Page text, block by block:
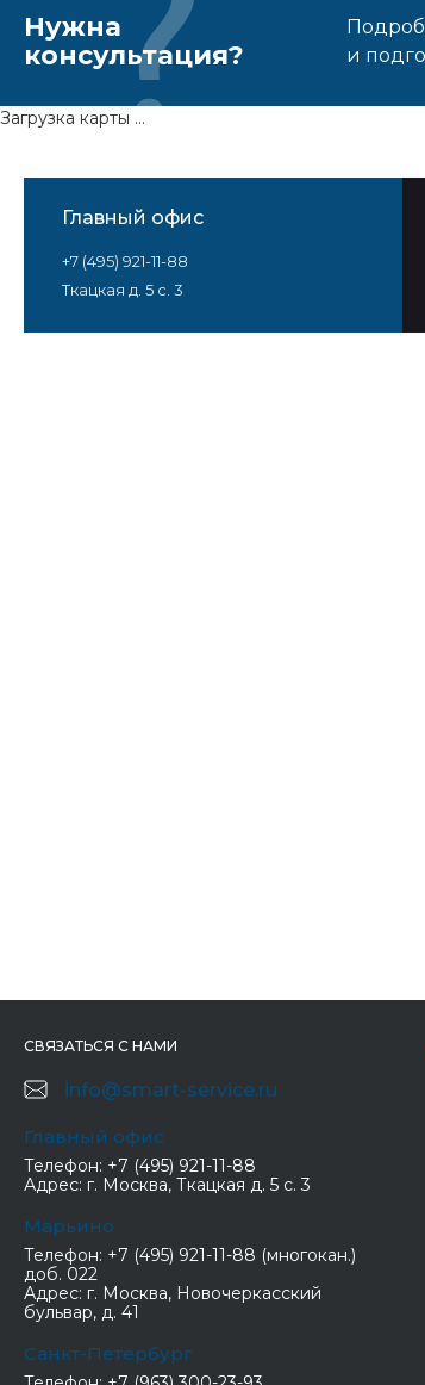
Нужна
консультация?
и
Главный офис
+7 (495) 921-11-88
Ткацкая д. 5 с. 3
Загрузка карты ...
СВЯЗАТЬСЯ С НАМИ
info@smart-service.ru
Главный офис
Телефон: +7 (495) 921-11-88
Адрес: г. Москва, Ткацкая д. 5 с. 3
Марьино
Телефон: +7 (495) 921-11-88 (многокан.)
доб. 022
Адрес: г. Москва, Новочеркасский
бульвар, д. 41
Санкт-Петербург